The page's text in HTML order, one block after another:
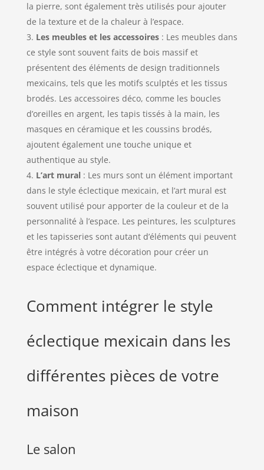
la pierre, sont également très utilisés pour ajouter
de la texture et de la chaleur à l’espace.
Les meubles et les accessoires: Les meubles dans
ce style sont souvent faits de bois massif et
présentent des éléments de design traditionnels
mexicains, tels que les motifs sculptés et les tissus
brodés. Les accessoires déco, comme les boucles
d’oreilles en argent, les tapis tissés à la main, les
masques en céramique et les coussins brodés,
ajoutent également une touche unique et
authentique au style.
L’art mural: Les murs sont un élément important
dans le style éclectique mexicain, et l’art mural est
souvent utilisé pour apporter de la couleur et de la
personnalité à l’espace. Les peintures, les sculptures
et les tapisseries sont autant d’éléments qui peuvent
être intégrés à votre décoration pour créer un
espace éclectique et dynamique.
Comment intégrer le style
éclectique mexicain dans les
différentes pièces de votre
maison
Le salon